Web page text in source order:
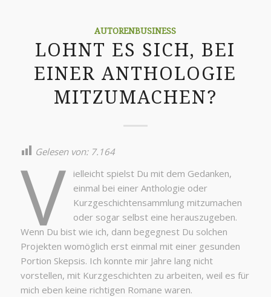
AUTORENBUSINESS
LOHNT ES SICH, BEI
EINER ANTHOLOGIE
MITZUMACHEN?
Gelesen von: 7.164
V
ielleicht spielst Du mit dem Gedanken,
einmal bei einer Anthologie oder
Kurzgeschichtensammlung mitzumachen
oder sogar selbst eine herauszugeben.
Wenn Du bist wie ich, dann begegnest Du solchen
Projekten womöglich erst einmal mit einer gesunden
Portion Skepsis. Ich konnte mir Jahre lang nicht
vorstellen, mit Kurzgeschichten zu arbeiten, weil es für
mich eben keine richtigen Romane waren.